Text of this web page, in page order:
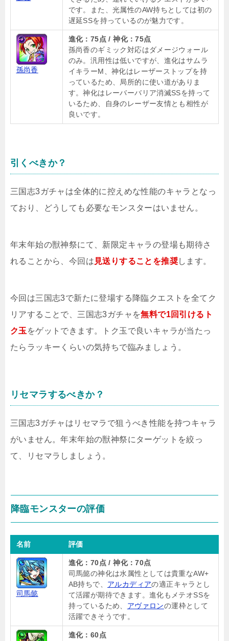
です。また、光属性のAW持ちとしては初の
遅延SSを持っているのが魅力です。
孫尚香
進化：75点 / 神化：75点
孫尚香のギミック対応はダメージウォール
のみ。汎用性は低いですが、進化はサムラ
イキラーM、神化はレーザーストップを持
っているため、局所的に使い道がありま
す。神化はレーバーバリア消滅SSを持って
いるため、自身のレーザー友情とも相性が
良いです。
引くべきか？
三国志3ガチャは全体的に控えめな性能のキャラとなっ
ており、どうしても必要なモンスターはいません。
年末年始の獣神祭にて、新限定キャラの登場も期待さ
れることから、今回は 見送りすることを推奨します。
今回は三国志3で新たに登場する降臨クエストを全てク
リアすることで、三国志3ガチャを無料で1回引けるト
ク玉 をゲットできます。トク玉で良いキャラが当たっ
たらラッキーくらいの気持ちで臨みましょう。
リセマラするべきか？
三国志3ガチャはリセマラで狙うべき性能を持つキャラ
がいません。年末年始の獣神祭にターゲットを絞っ
て、リセマラしましょう。
降臨モンスターの評価
名前 評価
司馬懿
進化：70点 / 神化：70点
司馬懿の神化は水属性としては貴重なAW+
AB持ちで、 アルカディアの適正キャラとし
て活躍が期待できます。進化もメテオSSを
持っているため、 アヴァロンの運枠として
活躍できそうです。
進化：60点